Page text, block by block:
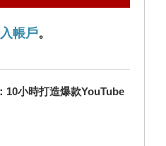
帳戶。
10小時打造爆款YouTube